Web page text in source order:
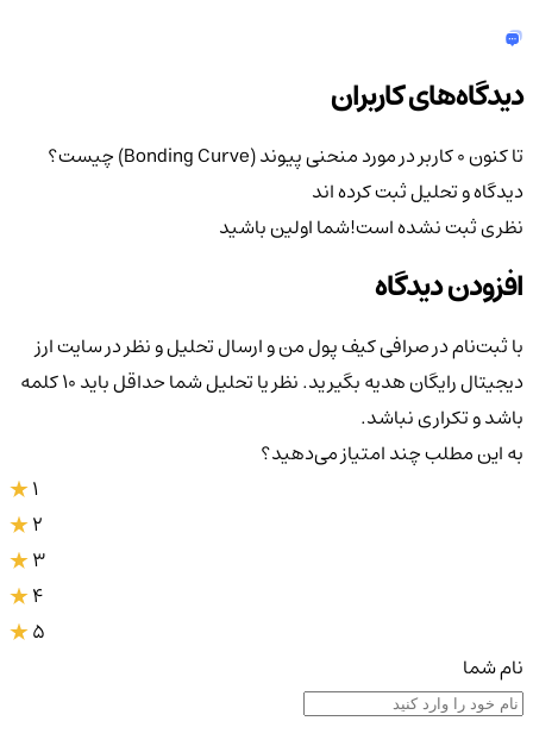
دیدگاه‌های کاربران
تا کنون 0 کاربر در مورد
منحنی پیوند (Bonding Curve) چیست؟
دیدگاه و تحلیل ثبت کرده اند
نظری ثبت نشده است!شما اولین باشید
افزودن دیدگاه
با ثبت‌نام در صرافی کیف پول من و ارسال تحلیل و نظر در سایت ارز
دیجیتال رایگان هدیه بگیرید. نظر یا تحلیل شما حداقل باید ۱۰ کلمه
باشد و تکراری نباشد.
به این مطلب چند امتیاز می‌دهید؟
3
4
5
نام شما